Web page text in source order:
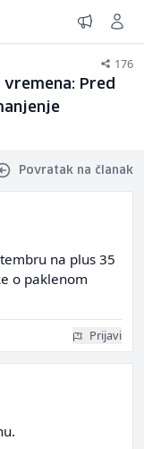
176
Pred
Povratak na članak
na plus 35
o paklenom
Prijavi